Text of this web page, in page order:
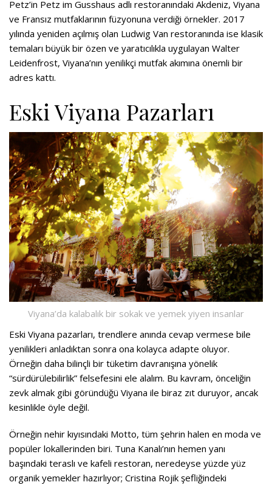
Petz’in Petz im Gusshaus adlı restoranındaki Akdeniz, Viyana
ve Fransız mutfaklarının füzyonuna verdiği örnekler. 2017
yılında yeniden açılmış olan Ludwig Van restoranında ise klasik
temaları büyük bir özen ve yaratıcılıkla uygulayan Walter
Leidenfrost, Viyana’nın yenilikçi mutfak akımına önemli bir
adres kattı.
Eski Viyana Pazarları
Viyana’da kalabalık bir sokak ve yemek yiyen insanlar
Eski Viyana pazarları, trendlere anında cevap vermese bile
yenilikleri anladıktan sonra ona kolayca adapte oluyor.
Örneğin daha bilinçli bir tüketim davranışına yönelik
“sürdürülebilirlik” felsefesini ele alalım. Bu kavram, önceliğin
zevk almak gibi göründüğü Viyana ile biraz zıt duruyor, ancak
kesinlikle öyle değil.
Örneğin nehir kıyısındaki Motto, tüm şehrin halen en moda ve
popüler lokallerinden biri. Tuna Kanalı’nın hemen yanı
başındaki teraslı ve kafeli restoran, neredeyse yüzde yüz
organik yemekler hazırlıyor; Cristina Rojik şefliğindeki